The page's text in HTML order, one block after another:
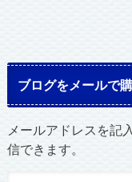
ブログをメールで
メールアドレスを記
信できます。